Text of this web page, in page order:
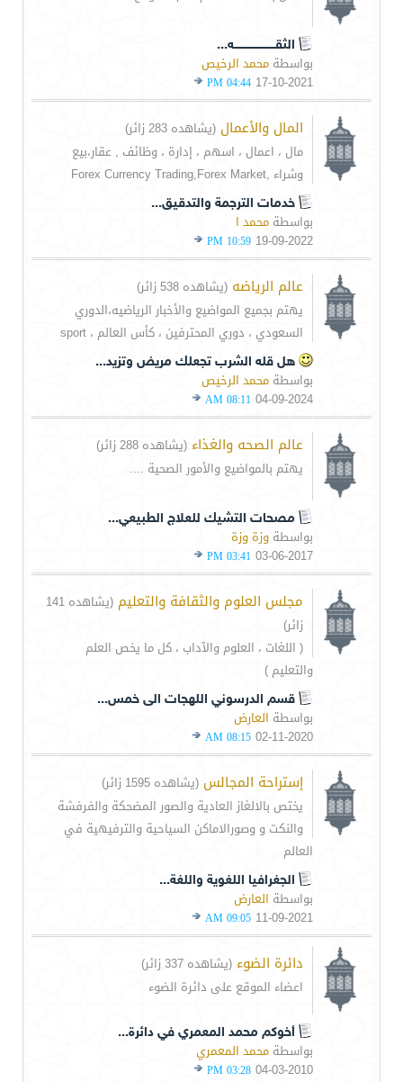
الثقـــــــــــــــــــــــه...
بواسطة محمد الرخيص
17-10-2021
04:44 PM
المال والأعمال (يشاهده 283 زائر)
مال ، اعمال ، اسهم ، إدارة ، وظائف , عقار،بيع
وشراء ,Forex Currency Trading,Forex Market
خدمات الترجمة والتدقيق...
بواسطة محمد ا
19-09-2022
10:59 PM
عالم الرياضه (يشاهده 538 زائر)
يهتم بجميع المواضيع والأخبار الرياضيه،الدوري
السعودي ، دوري المحترفين ، كأس العالم ، sport
هل قله الشرب تجعلك مريض وتزيد...
بواسطة محمد الرخيص
04-09-2024
08:11 AM
عالم الصحه والغذاء (يشاهده 288 زائر)
يهتم بالمواضيع والأمور الصحية ....
مصحات التشيك للعلاج الطبيعي...
بواسطة وزة وزة
03-06-2017
03:41 PM
مجلس العلوم والثقافة والتعليم
(يشاهده 141
زائر)
( اللغات ، العلوم والآداب ، كل ما يخص العلم
والتعليم )
قسم الدرسوني اللهجات الى خمس...
بواسطة العارض
02-11-2020
08:15 AM
إستراحة المجالس (يشاهده 1595 زائر)
يختص بالالغاز العادية والصور المضحكة والفرفشة
والنكت و وصورالاماكن السياحية والترفيهية في
العالم
الجغرافيا اللغوية واللغة...
بواسطة العارض
11-09-2021
09:05 AM
دائرة الضوء (يشاهده 337 زائر)
اعضاء الموقع على دائرة الضوء
أخوكم محمد المعمري في دائرة...
بواسطة محمد المعمري
04-03-2010
03:28 PM